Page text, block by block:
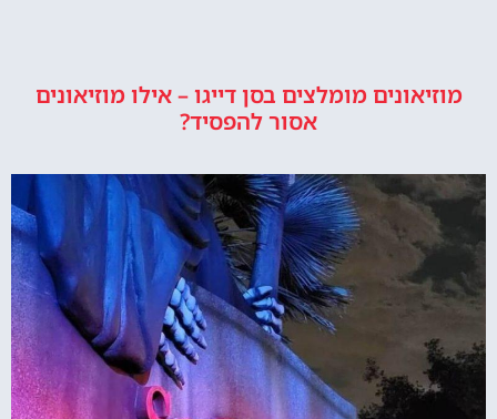
מוזיאונים מומלצים בסן דייגו – אילו מוזיאונים
אסור להפסיד?